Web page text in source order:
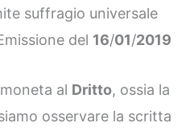
suffragio universale
del 16/01/2019
al Dritto, ossia la
osservare la scritta